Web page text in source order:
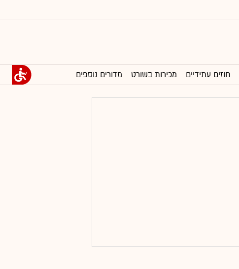
חוזים עתידיים מכירות בשורט מדורים נוספים